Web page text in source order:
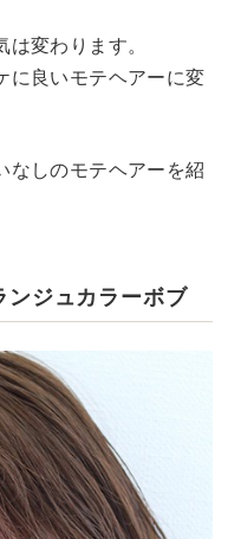
変わります。
に良いモテヘアーに変
なしのモテヘアーを紹
ンジュカラーボブ